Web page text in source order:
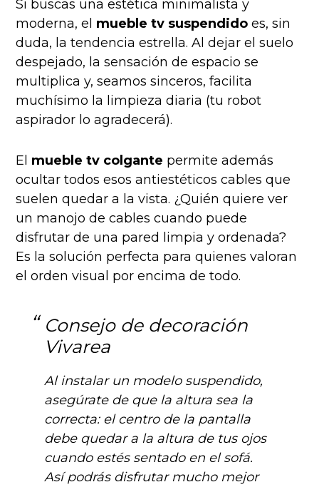
Si buscas una estética minimalista y
moderna, el mueble tv suspendido es, sin
duda, la tendencia estrella. Al dejar el suelo
despejado, la sensación de espacio se
multiplica y, seamos sinceros, facilita
muchísimo la limpieza diaria (tu robot
aspirador lo agradecerá).
El mueble tv colgante permite además
ocultar todos esos antiestéticos cables que
suelen quedar a la vista. ¿Quién quiere ver
un manojo de cables cuando puede
disfrutar de una pared limpia y ordenada?
Es la solución perfecta para quienes valoran
el orden visual por encima de todo.
Consejo de decoración
Vivarea
Al instalar un modelo suspendido,
asegúrate de que la altura sea la
correcta: el centro de la pantalla
debe quedar a la altura de tus ojos
cuando estés sentado en el sofá.
Así podrás disfrutar mucho mejor